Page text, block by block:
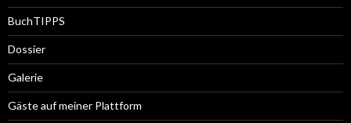
BuchTIPPS
Dossier
Galerie
Gäste auf meiner Plattform